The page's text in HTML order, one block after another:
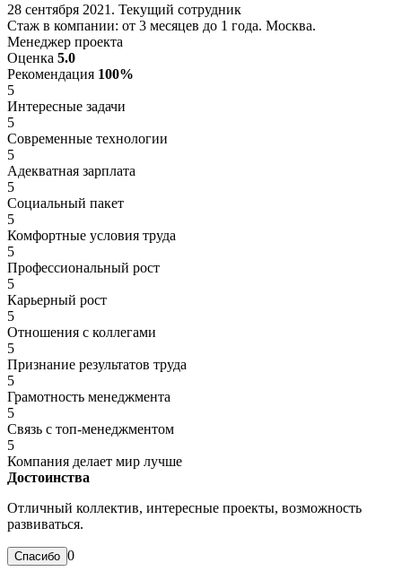
28 сентября 2021. Текущий сотрудник
Стаж в компании: от 3 месяцев до 1 года. Москва.
Менеджер проекта
Оценка 5.0
Рекомендация 100%
5
Интересные задачи
5
Современные технологии
5
Адекватная зарплата
5
Социальный пакет
5
Комфортные условия труда
5
Профессиональный рост
5
Карьерный рост
5
Отношения с коллегами
5
Признание результатов труда
5
Грамотность менеджмента
5
Связь с топ-менеджментом
5
Компания делает мир лучше
Достоинства
Отличный коллектив, интересные проекты, возможность
развиваться.
0